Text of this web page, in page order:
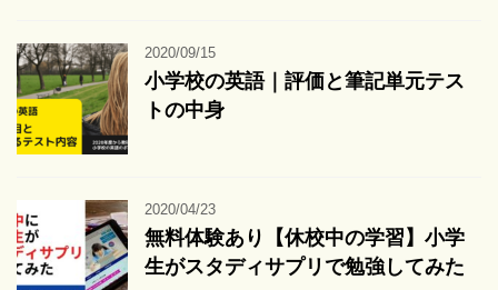
2020/09/15
小学校の英語｜評価と筆記単元テス
トの中身
2020/04/23
無料体験あり【休校中の学習】小学
生がスタディサプリで勉強してみた